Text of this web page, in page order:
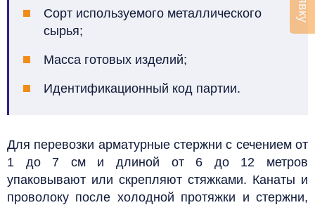
Сорт используемого металлического
сырья;
Масса готовых изделий;
Идентификационный код партии.
Для перевозки арматурные стержни с сечением от
1 до 7 см и длиной от 6 до 12 метров
упаковывают или скрепляют стяжками. Канаты и
проволоку после холодной протяжки и стержни,